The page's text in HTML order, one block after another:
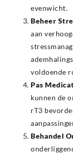
evenwicht.
Beheer
aan
voldoende
Pas
kunnen de
rT3
Behandel